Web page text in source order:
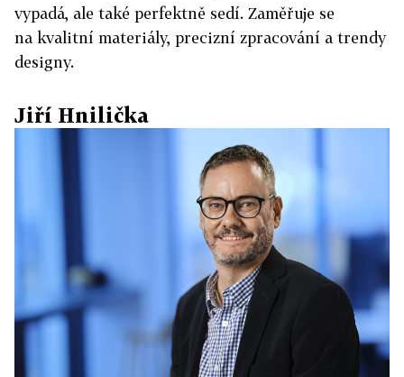
vypadá, ale také perfektně sedí. Zaměřuje se
na kvalitní materiály, precizní zpracování a trendy
designy.
Jiří Hnilička